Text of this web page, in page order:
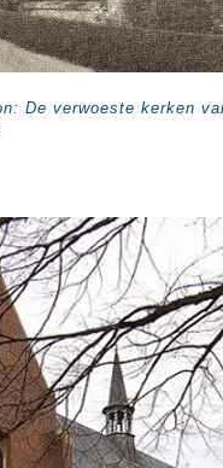
De verwoeste kerken